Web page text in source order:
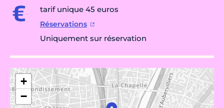
tarif unique 45 euros
Réservations
Uniquement sur réservation
+
−